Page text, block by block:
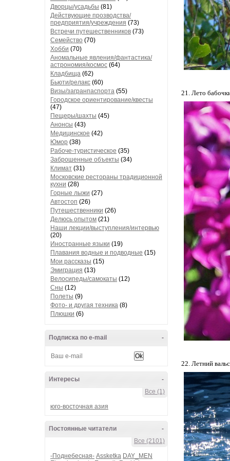
Дворцы/усадьбы (81)
Действующие прозводства/
предприятия/учреждения (73)
Встречи путешественников (73)
Семейство (70)
Хобби (70)
Аномальные явления/фантастика/
астрономия/космос (64)
Кладбища (62)
Бьюти/релакс (60)
Визы/загранпаспорта (55)
Городское ориентирование/квесты
(47)
Пещеры/шахты (45)
Анонсы (43)
Медицинское (42)
Юмор (38)
Рабоче-туристическое (35)
Заброшенные объекты (34)
Климат (31)
Московские рестораны традиционной
кухни (28)
Горные лыжи (27)
Автостоп (26)
Путешественники (26)
Делюсь опытом (21)
Наши лекции/выступления/интервью
(20)
Иностранные языки (19)
Плавания водные и подводные (15)
Мои рассказы (15)
Эмиграция (13)
Велосипеды/самокаты (12)
Сны (12)
Полеты (9)
Фото- и другая техника (8)
Плюшки (6)
-
Подписка по e-mail
-
Интересы
Все (1)
юго-восточная азия
-
Постоянные читатели
Все (2101)
-Поднебесная- Assketka DAY_MEN
21. Лето
22. Летний